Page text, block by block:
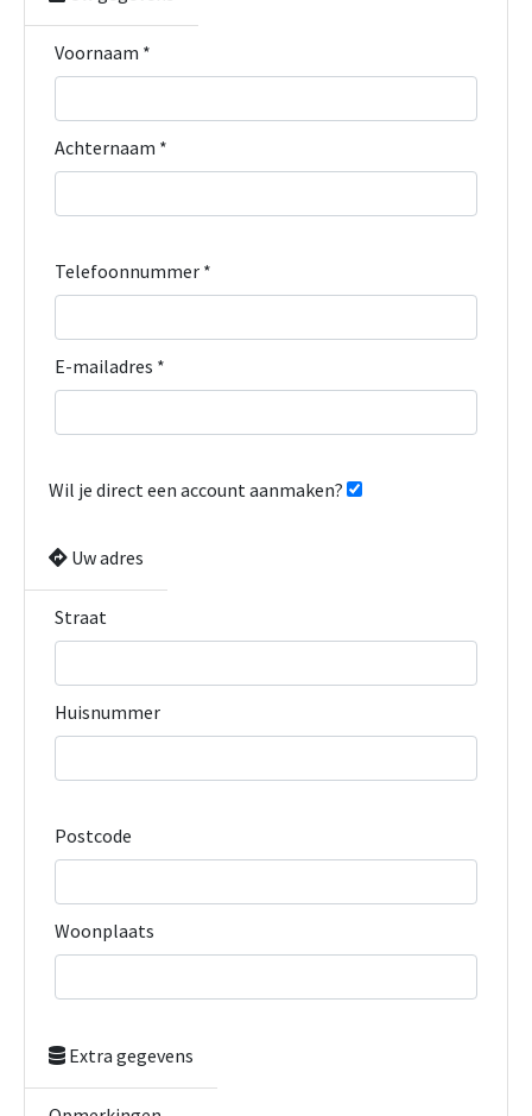
Voornaam *
Achternaam *
Telefoonnummer *
E-mailadres *
Wil je direct een account aanmaken?
Uw adres
Straat
Huisnummer
Postcode
Woonplaats
Extra gegevens